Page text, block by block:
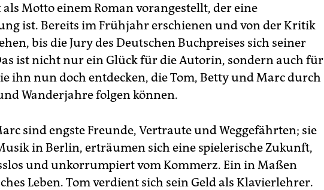
als Motto einem Roman vorangestellt, der eine
ist. Bereits im Frühjahr erschienen und von der Kritik
bis die Jury des Deutschen Buchpreises sich seiner
ist nicht nur ein Glück für die Autorin, sondern auch für
ihn nun doch entdecken, die Tom, Betty und Marc durch
Wanderjahre folgen können.
sind engste Freunde, Vertraute und Weggefährten; sie
in Berlin, erträumen sich eine spielerische Zukunft,
und unkorrumpiert vom Kommerz. Ein in Maßen
Leben. Tom verdient sich sein Geld als Klavierlehrer.